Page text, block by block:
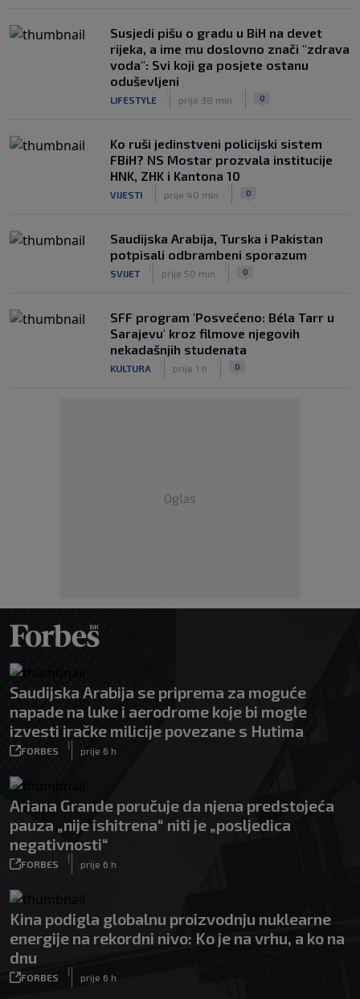
Susjedi pišu o gradu u BiH na devet
rijeka, a ime mu doslovno znači "zdrava
voda": Svi koji ga posjete ostanu
oduševljeni
LIFESTYLE prije 38 min 0
Ko ruši jedinstveni policijski sistem
FBiH? NS Mostar prozvala institucije
HNK, ZHK i Kantona 10
VIJESTI prije 40 min 0
Saudijska Arabija, Turska i Pakistan
potpisali odbrambeni sporazum
SVIJET prije 50 min 0
SFF program 'Posvećeno: Béla Tarr u
Sarajevu' kroz filmove njegovih
nekadašnjih studenata
KULTURA prije 1 h 0
Oglas
Saudijska Arabija se priprema za moguće
napade na luke i aerodrome koje bi mogle
izvesti iračke milicije povezane s Hutima
FORBES
|
prije 6 h
Ariana Grande poručuje da njena predstojeća
pauza „nije ishitrena“ niti je „posljedica
negativnosti“
FORBES
|
prije 6 h
Kina podigla globalnu proizvodnju nuklearne
energije na rekordni nivo: Ko je na vrhu, a ko na
dnu
FORBES
|
prije 6 h